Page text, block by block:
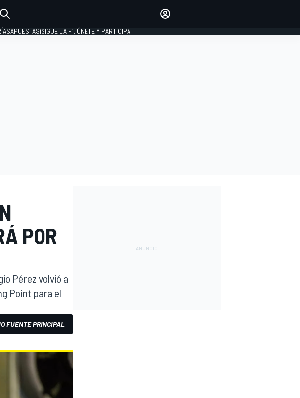
APUESTAS¡SIGUE LA F1, ÚNETE Y PARTICIPA!
POR
Pérez volvió a
Point para el
FUENTE PRINCIPAL